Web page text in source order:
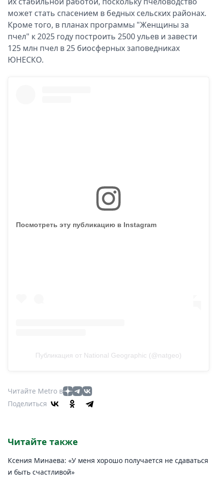
может стать спасением в бедных сельских районах.
Кроме того, в планах программы "Женщины за
пчел" к 2025 году построить 2500 ульев и завести
125 млн пчел в 25 биосферных заповедниках
ЮНЕСКО.
Посмотреть эту публикацию в Instagram
Публикация от National Geographic (@natgeo)
Читайте Metro в
Поделиться
Читайте также
Ксения Минаева: «У меня хорошо получается не сдаваться
и быть счастливой»